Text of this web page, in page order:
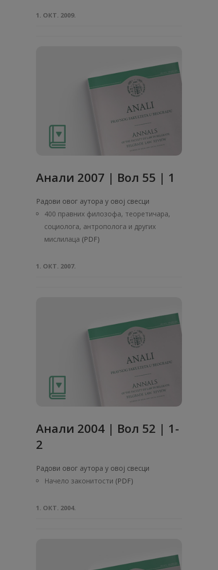
1. ОКТ. 2009.
Анали 2007 | Вол 55 | 1
Радови овог аутора у овој свесци
400 правних филозофа, теоретичара,
социолога, антрополога и других
мислилаца (PDF)
1. ОКТ. 2007.
Анали 2004 | Вол 52 | 1-
2
Радови овог аутора у овој свесци
Начело законитости (PDF)
1. ОКТ. 2004.